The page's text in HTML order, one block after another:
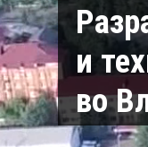
и
во